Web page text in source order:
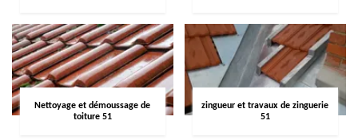
Nettoyage et démoussage de
toiture 51
zingueur et travaux de zinguerie
51